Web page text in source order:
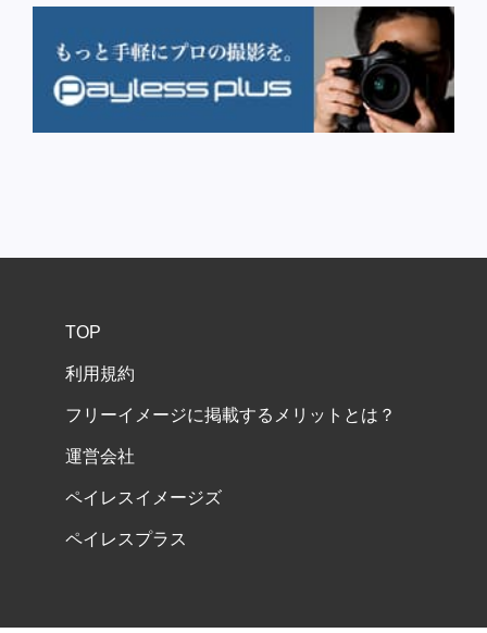
TOP
利用規約
フリーイメージに掲載するメリットとは？
運営会社
ペイレスイメージズ
ペイレスプラス